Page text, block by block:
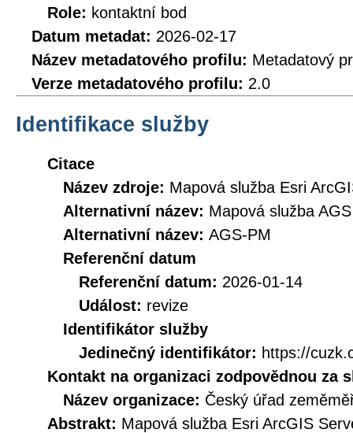
Role: kontaktní bod
Datum metadat: 2026-02-17
Název metadatového profilu: Metadatový
Verze metadatového profilu: 2.0
Identifikace služby
Citace
Název zdroje: Mapová služba Esri
Alternativní název: Mapová služba
Alternativní název: AGS-PM
Referenční datum
Referenční datum: 2026-01-14
Událost: revize
Identifikátor služby
Jedinečný identifikátor: https://
Kontakt na organizaci zodpovědnou za
Název organizace: Český úřad
Abstrakt: Mapová služba Esri ArcGIS